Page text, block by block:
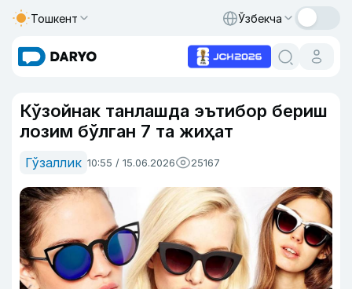
Тошкент Ўзбекча
Кўзойнак танлашда эътибор бериш
лозим бўлган 7 та жиҳат
Гўзаллик 10:55 / 15.06.2026 25167